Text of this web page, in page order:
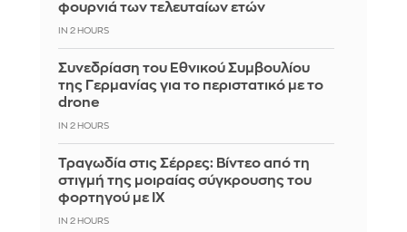
φουρνιά των τελευταίων ετών
IN 2 HOURS
Συνεδρίαση του Εθνικού Συμβουλίου
της Γερμανίας για το περιστατικό με το
drone
IN 2 HOURS
Τραγωδία στις Σέρρες: Βίντεο από τη
στιγμή της μοιραίας σύγκρουσης του
φορτηγού με ΙΧ
IN 2 HOURS